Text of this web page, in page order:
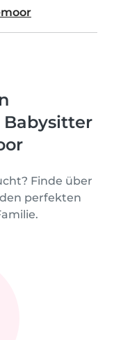
Finde über
perfekten